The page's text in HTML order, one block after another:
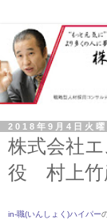
2018年9月4日火曜
株式会社
役 村上竹
in-職(いんしょく)ハイパー